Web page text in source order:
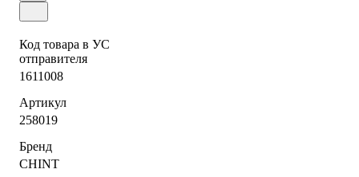
Код товара в УС
отправителя
1611008
Артикул
258019
Бренд
CHINT